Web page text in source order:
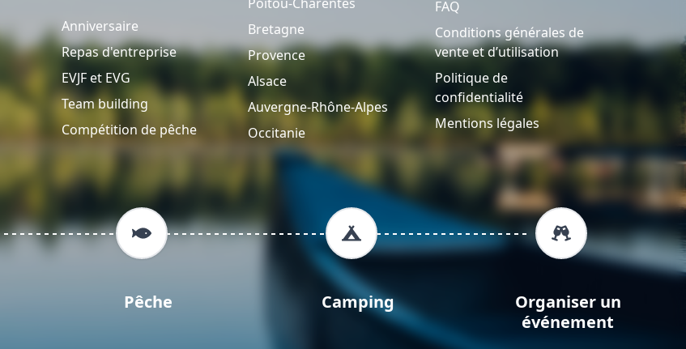
Anniversaire
Repas d'entreprise
EVJF et EVG
Team building
Compétition de pêche
Bretagne
Provence
Alsace
Auvergne-Rhône-Alpes
Occitanie
FAQ
Conditions générales de
vente et d’utilisation
Politique de
confidentialité
Mentions légales
Pêche Camping
Organiser un
événement